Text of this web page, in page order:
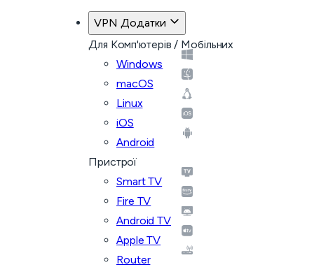
VPN Додатки
Для Комп'ютерів / Мобільних
Windows
macOS
Linux
iOS
Android
Пристрої
Smart TV
Fire TV
Android TV
Apple TV
Router